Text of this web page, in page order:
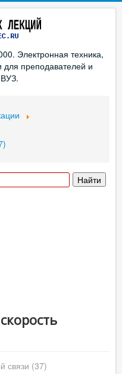
Электронная техника,
для преподавателей и
связи (37)